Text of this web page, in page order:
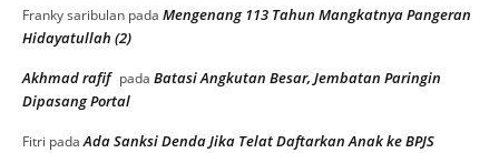
Franky saribulan pada Mengenang 113 Tahun Mangkatnya Pangeran
Hidayatullah (2)
Akhmad rafif pada Batasi Angkutan Besar, Jembatan Paringin
Dipasang Portal
Fitri padaAda Sanksi Denda Jika Telat Daftarkan Anak ke BPJS